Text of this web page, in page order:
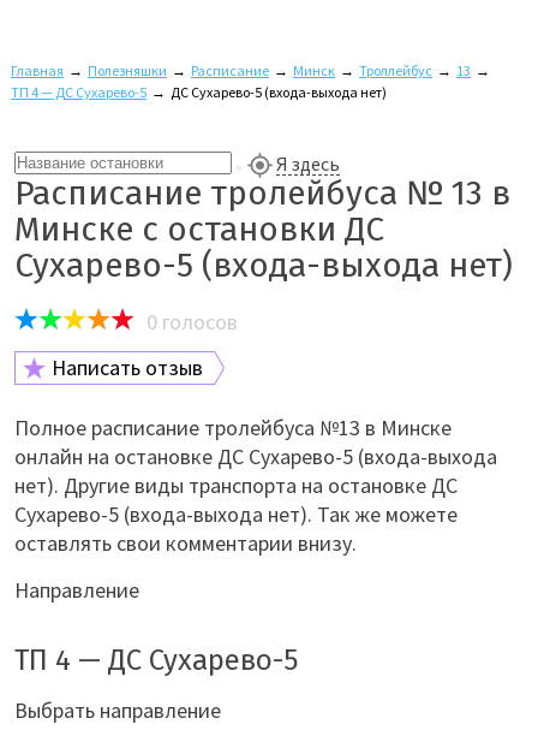
Главная → Полезняшки → Расписание → Минск → Троллейбус → 13 →
ТП 4 — ДС Сухарево-5 → ДС Сухарево-5 (входа-выхода нет)
Я здесь
Расписание тролейбуса № 13 в
Минске с остановки ДС
Сухарево-5 (входа-выхода нет)
0 голосов
Написать отзыв
Полное расписание тролейбуса №13 в Минске
онлайн на остановке ДС Сухарево-5 (входа-выхода
нет). Другие виды транспорта на остановке ДС
Сухарево-5 (входа-выхода нет). Так же можете
оставлять свои комментарии внизу.
Направление
ТП 4 — ДС Сухарево-5
Выбрать направление